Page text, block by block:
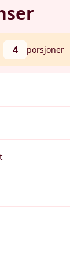
4 porsjoner